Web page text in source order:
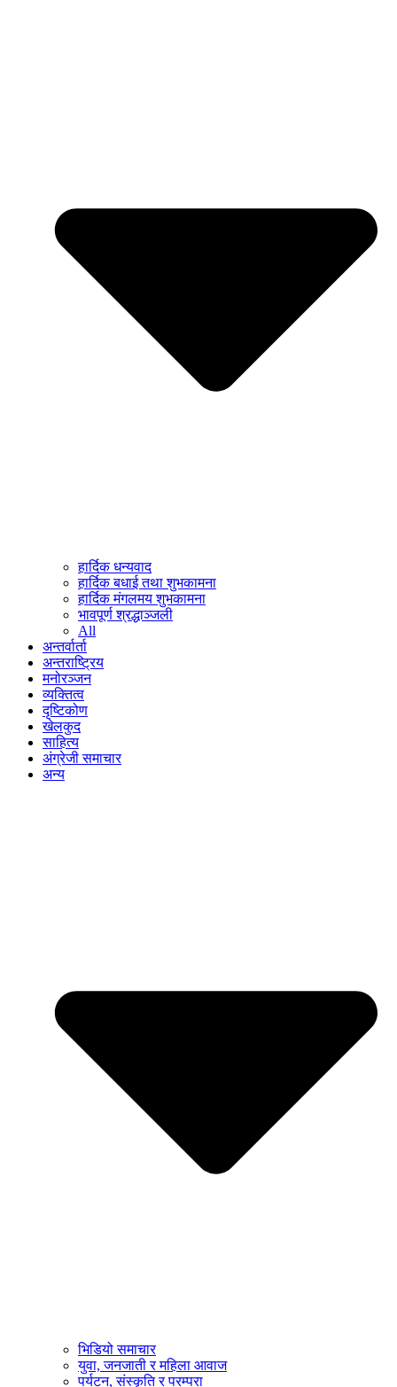
हार्दिक धन्यवाद
हार्दिक बधाई तथा शुभकामना
हार्दिक मंगलमय शुभकामना
भावपूर्ण श्रद्धाञ्जली
All
अन्तर्वार्ता
अन्तराष्ट्रिय
मनोरञ्जन
व्यक्तित्व
दृष्टिकोण
खेलकुद
साहित्य
अंग्रेजी समाचार
अन्य
भिडियो समाचार
युवा, जनजाती र महिला आवाज
पर्यटन, संस्कृति र परम्परा